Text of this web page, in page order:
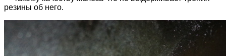
резины об него.